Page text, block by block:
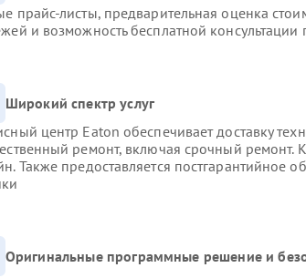
прайс-листы, предварительная оценка
и возможность бесплатной
Широкий спектр услуг
центр Eaton обеспечивает доставку
ремонт, включая срочный ремонт.
Также предоставляется постгарантийное
Оригинальные программные решение и